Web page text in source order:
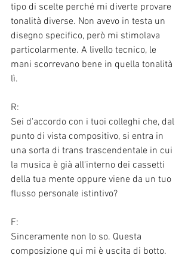
tipo di scelte perché mi diverte provare
tonalità diverse. Non avevo in testa un
disegno specifico, però mi stimolava
particolarmente. A livello tecnico, le
mani scorrevano bene in quella tonalità
lì.
R:
Sei d'accordo con i tuoi colleghi che, dal
punto di vista compositivo, si entra in
una sorta di trans trascendentale in cui
la musica è già all'interno dei cassetti
della tua mente oppure viene da un tuo
flusso personale istintivo?
F:
Sinceramente non lo so. Questa
composizione qui mi è uscita di botto.